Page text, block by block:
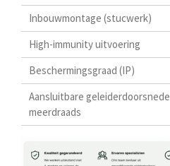
Inbouwmontage (stucwerk)
High-immunity uitvoering
Beschermingsgraad (IP)
Aansluitbare geleiderdoorsnede
meerdraads